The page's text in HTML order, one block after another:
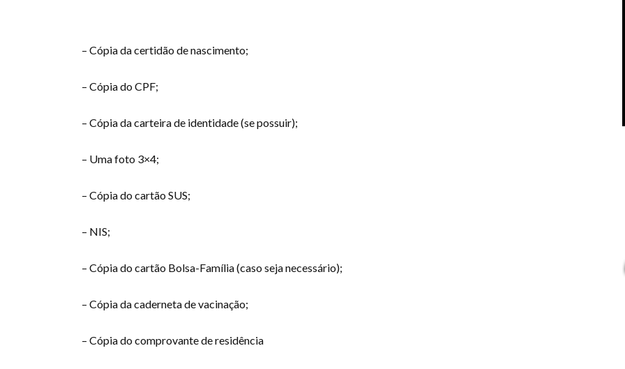
– Cópia da certidão de nascimento;
– Cópia do CPF;
– Cópia da carteira de identidade (se possuir);
– Uma foto 3×4;
– Cópia do cartão SUS;
– NIS;
– Cópia do cartão Bolsa-Família (caso seja necessário);
– Cópia da caderneta de vacinação;
– Cópia do comprovante de residência